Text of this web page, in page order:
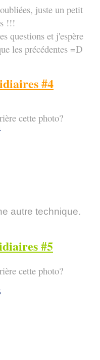
juste un petit
!!!
questions et j'espère
les précédentes =D
#4
cette photo?
autre technique.
#5
cette photo?